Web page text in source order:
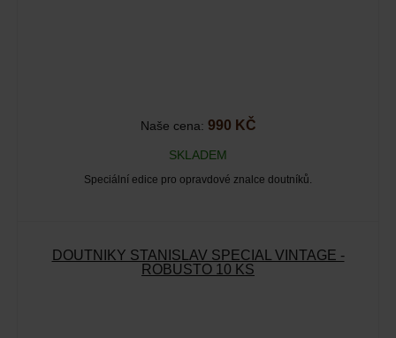
Naše cena: 990 KČ
SKLADEM
Speciální edice pro opravdové znalce doutníků.
DOUTNÍKY STANISLAV SPECIAL VINTAGE -
ROBUSTO 10 KS